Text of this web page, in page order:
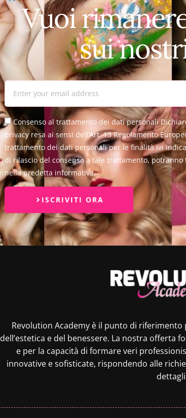
Vuoi
sui
Consenso al trattamento dei dati personali
privacy resa ai sensi dell’Art. 13 Regolamento
trattamento dei dati personali per le finalità ivi
di rilascio del consenso a tale trattamento,
nella predetta informativa.
ISCRIVITI ORA
Revolution Academy è il punto di riferimento
dell’estetica e del benessere. La nostra offerta
e per la capacità di formare veri
innovative e sofisticate, rispondendo alle